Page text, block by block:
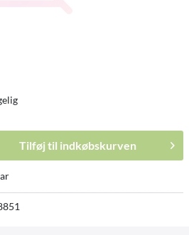
Tilføj til indkøbskurven